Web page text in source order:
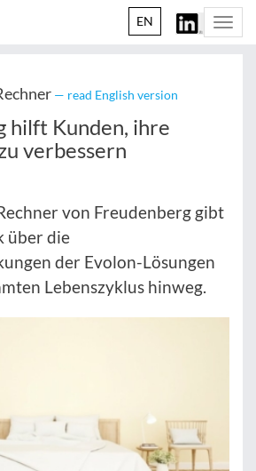
EN
— read English version
hilft Kunden, ihre
verbessern
von Freudenberg gibt
über die
der Evolon-Lösungen
Lebenszyklus hinweg.